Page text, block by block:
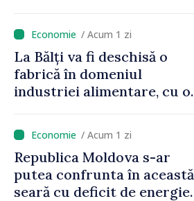
de Programul EcoVoucher
/ Acum 1 zi
La Bălți va fi deschisă o
fabrică în domeniul
industriei alimentare, cu o
lei
/ Acum 1 zi
Republica Moldova s-ar
putea confrunta în această
seară cu deficit de energie